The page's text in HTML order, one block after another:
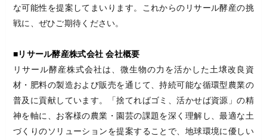
な可能性を提案してまいります。これからのリサール酵産の挑
戦に、ぜひご期待ください。
■リサール酵産株式会社 会社概要
リサール酵産株式会社は、微生物の力を活かした土壌改良資
材・肥料の製造および販売を通じて、持続可能な循環型農業の
普及に貢献しています。「捨てればゴミ、活かせば資源」の精
神を軸に、お客様の農業・園芸の課題を深く理解し、最適な土
づくりのソリューションを提案することで、地球環境に優しい